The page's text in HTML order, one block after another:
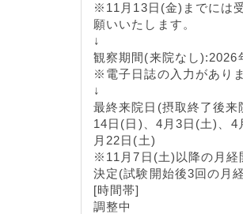
※11月13日(金)までには
願いいたします。
↓
観察期間(来院なし):2026
※電子日誌の入力がありま
↓
最終来院日(摂取終了後
14日(日)、4月3日(土)、
月22日(土)
※11月7日(土)以降の月経
決定(試験開始後3回の月
[時間帯]
調整中